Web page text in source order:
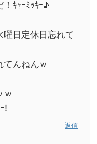
ｷｬｰﾐｯｷｰ♪
曜日定休日忘れて
てんねんｗ
ｗ
!
返信